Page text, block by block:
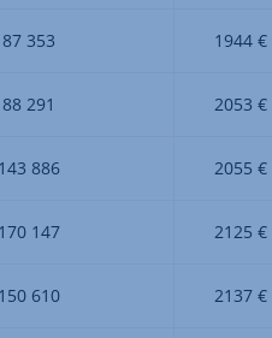
87 353 1944 €
88 291 2053 €
143 886 2055 €
170 147 2125 €
150 610 2137 €